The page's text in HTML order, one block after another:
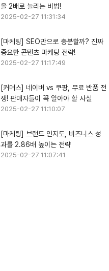
을 2배로 늘리는 비법!
2025-02-27 11:31:34
[마케팅] SEO만으로 충분할까? 진짜
중요한 콘텐츠 마케팅 전략!
2025-02-27 11:17:49
[커머스] 네이버 vs 쿠팡, 무료 반품 전
쟁! 판매자들이 꼭 알아야 할 사실
2025-02-27 11:10:07
[마케팅] 브랜드 인지도, 비즈니스 성
과를 2.86배 높이는 전략
2025-02-27 11:07:41